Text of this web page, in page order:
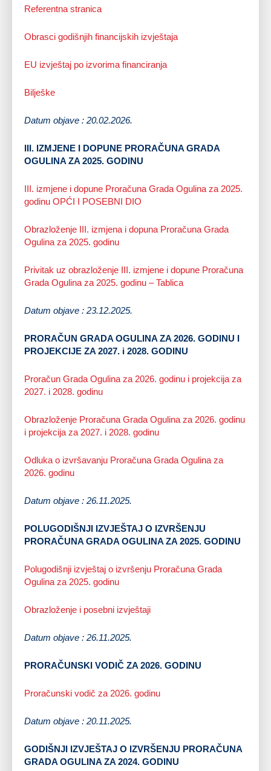
Referentna stranica
Obrasci godišnjih financijskih izvještaja
EU izvještaj po izvorima financiranja
Bilješke
Datum objave : 20.02.2026.
III. IZMJENE I DOPUNE PRORAČUNA GRADA
OGULINA ZA 2025. GODINU
III. izmjene i dopune Proračuna Grada Ogulina za 2025.
godinu OPĆI I POSEBNI DIO
Obrazloženje III. izmjena i dopuna Proračuna Grada
Ogulina za 2025. godinu
Privitak uz obrazloženje III. izmjene i dopune Proračuna
Grada Ogulina za 2025. godinu – Tablica
Datum objave : 23.12.2025.
PRORAČUN GRADA OGULINA ZA 2026. GODINU I
PROJEKCIJE ZA 2027. i 2028. GODINU
Proračun Grada Ogulina za 2026. godinu i projekcija za
2027. i 2028. godinu
Obrazloženje Proračuna Grada Ogulina za 2026. godinu
i projekcija za 2027. i 2028. godinu
Odluka o izvršavanju Proračuna Grada Ogulina za
2026. godinu
Datum objave : 26.11.2025.
POLUGODIŠNJI IZVJEŠTAJ O IZVRŠENJU
PRORAČUNA GRADA OGULINA ZA 2025. GODINU
Polugodišnji izvještaj o izvršenju Proračuna Grada
Ogulina za 2025. godinu
Obrazloženje i posebni izvještaji
Datum objave : 26.11.2025.
PRORAČUNSKI VODIČ ZA 2026. GODINU
Proračunski vodič za 2026. godinu
Datum objave : 20.11.2025.
GODIŠNJI IZVJEŠTAJ O IZVRŠENJU PRORAČUNA
GRADA OGULINA ZA 2024. GODINU